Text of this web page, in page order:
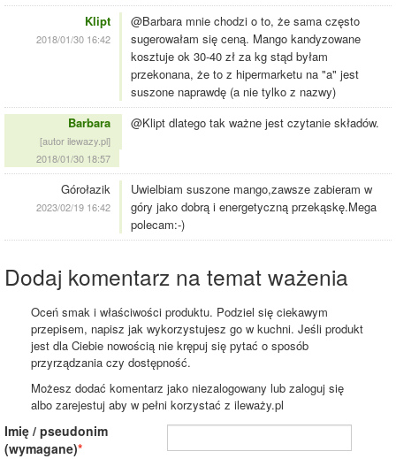
Klipt
2018/01/30 16:42
@Barbara mnie chodzi o to, że sama często
sugerowałam się ceną. Mango kandyzowane
kosztuje ok 30-40 zł za kg stąd byłam
przekonana, że to z hipermarketu na "a" jest
suszone naprawdę (a nie tylko z nazwy)
Barbara
[autor ilewazy.pl]
2018/01/30 18:57
@Klipt dlatego tak ważne jest czytanie składów.
Górołazik
2023/02/19 16:42
Uwielbiam suszone mango,zawsze zabieram w
góry jako dobrą i energetyczną przekąskę.Mega
polecam:-)
Dodaj komentarz na temat ważenia
Oceń smak i właściwości produktu. Podziel się ciekawym
przepisem, napisz jak wykorzystujesz go w kuchni. Jeśli produkt
jest dla Ciebie nowością nie krępuj się pytać o sposób
przyrządzania czy dostępność.
Możesz dodać komentarz jako niezalogowany lub zaloguj się
albo zarejestuj aby w pełni korzystać z ileważy.pl
Imię / pseudonim
(wymagane)